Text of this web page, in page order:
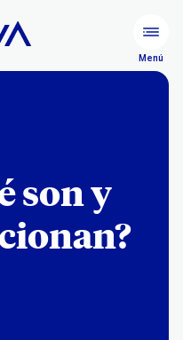
Menú
son y